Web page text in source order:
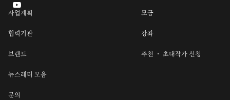
사업계획
협력기관
브랜드
뉴스레터 모음
문의
모금
강좌
추천 ・ 초대작가 신청
